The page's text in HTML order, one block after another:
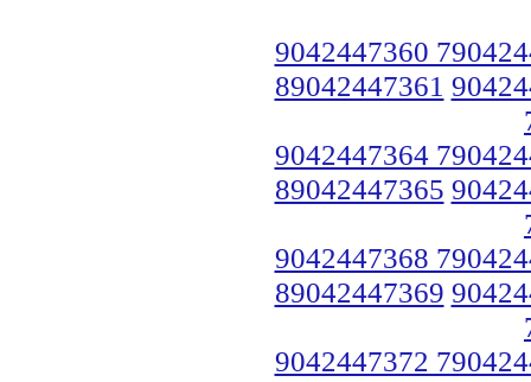
9042447360
89042447361
9042447364
89042447365
9042447368
89042447369
9042447372